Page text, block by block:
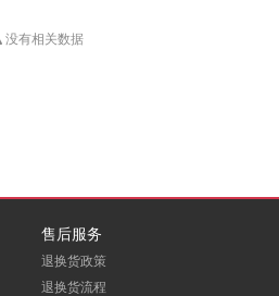
没有相关数据
售后服务
退换货政策
退换货流程